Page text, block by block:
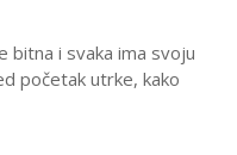
bitna i svaka ima svoju
početak utrke, kako